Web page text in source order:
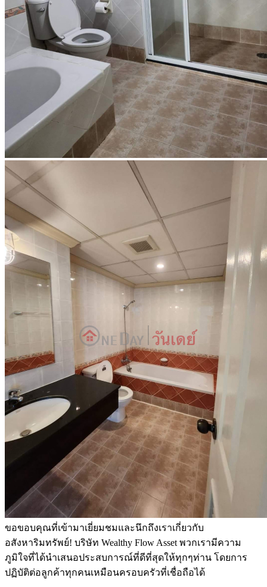
ขอขอบคุณที่เข้ามาเยี่ยมชมและนึกถึงเราเกี่ยวกับ
อสังหาริมทรัพย์! บริษัท Wealthy Flow Asset พวกเรามีความ
ภูมิใจที่ได้นำเสนอประสบการณ์ที่ดีที่สุดให้ทุกๆท่าน โดยการ
ปฏิบัติต่อลูกค้าทุกคนเหมือนครอบครัวที่เชื่อถือได้